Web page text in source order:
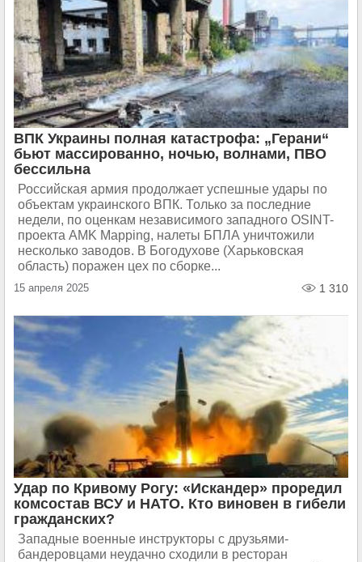
ВПК Украины полная катастрофа: „Герани“
бьют массированно, ночью, волнами, ПВО
бессильна
Российская армия продолжает успешные удары по
объектам украинского ВПК. Только за последние
недели, по оценкам независимого западного OSINT-
проекта AMK Mapping, налеты БПЛА уничтожили
несколько заводов. В Богодухове (Харьковская
область) поражен цех по сборке...
15 апреля 2025 1 310
Удар по Кривому Рогу: «Искандер» проредил
комсостав ВСУ и НАТО. Кто виновен в гибели
гражданских?
Западные военные инструкторы с друзьями-
бандеровцами неудачно сходили в ресторан